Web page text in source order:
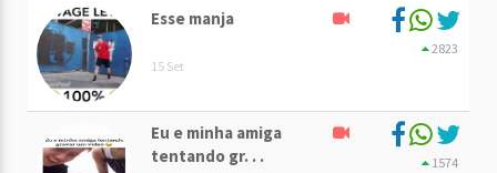
Esse manja
15 Set
2823
Eu e minha amiga
tentando gr. . .
1574